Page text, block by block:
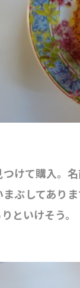
けて購入。
ぶしてあり
といけそう。